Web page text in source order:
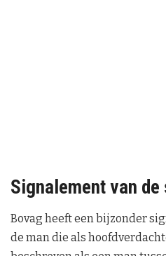
Signalement van
Bovag heeft een bijzonder
de man die als